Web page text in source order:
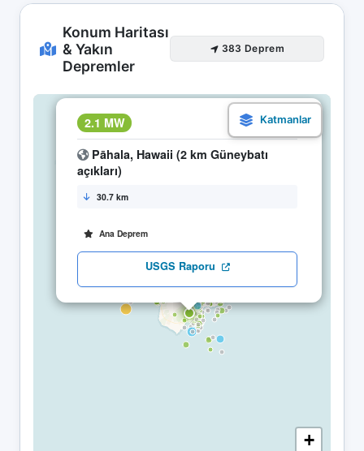
Konum Haritası
& Yakın
Depremler
383 Deprem
2.1 MW 05.05 10:35
Pāhala, Hawaii (2 km Güneybatı
açıkları)
30.7 km
Ana Deprem
USGS Raporu
×
+